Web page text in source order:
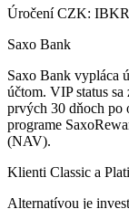
Úročení CZK: IBKR
Saxo Bank
Saxo Bank vypláca
účtom. VIP status
prvých 30 dňoch po
programe
(NAV).
Klienti Classic a
Alternatívou je